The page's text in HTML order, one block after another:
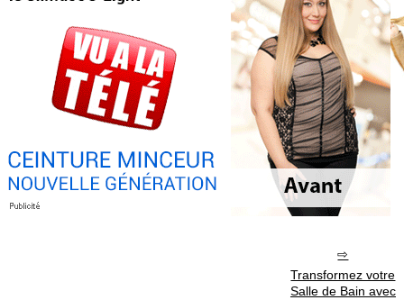
Transformez votre
Salle de Bain avec